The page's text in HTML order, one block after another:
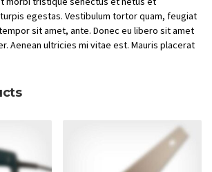
egestas. Vestibulum tortor quam, feugiat
sit amet, ante. Donec eu libero sit amet
Aenean ultricies mi vitae est. Mauris placerat